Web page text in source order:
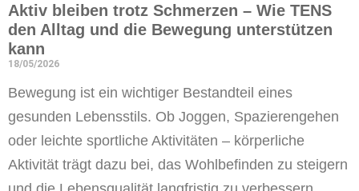
Aktiv bleiben trotz Schmerzen – Wie TENS
den Alltag und die Bewegung unterstützen
kann
18/05/2026
Bewegung ist ein wichtiger Bestandteil eines
gesunden Lebensstils. Ob Joggen, Spazierengehen
oder leichte sportliche Aktivitäten – körperliche
Aktivität trägt dazu bei, das Wohlbefinden zu steigern